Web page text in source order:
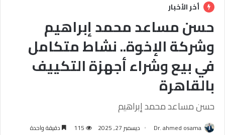
أخر الأخبار
حسن مساعد محمد إبراهيم
وشركة الإخوة.. نشاط متكامل
في بيع وشراء أجهزة التكييف
بالقاهرة
حسن مساعد محمد إبراهيم
Dr. ahmed osama ديسمبر 27, 2025 115 دقيقة واحدة